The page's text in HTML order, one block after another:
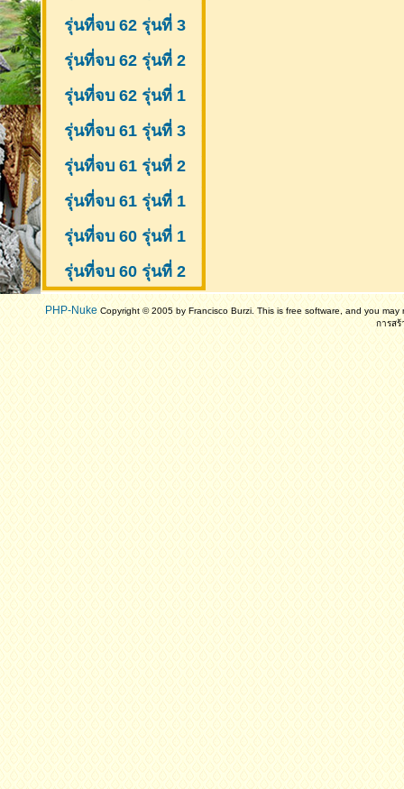
รุ่นที่จบ 62 รุ่นที่ 3
รุ่นที่จบ 62 รุ่นที่ 2
รุ่นที่จบ 62 รุ่นที่ 1
รุ่นที่จบ 61 รุ่นที่ 3
รุ่นที่จบ 61 รุ่นที่ 2
รุ่นที่จบ 61รุ่นที่ 1
รุ่นที่จบ 60 รุ่นที่ 1
รุ่นที่จบ 60 รุ่นที่ 2
PHP-NukeCopyright © 2005 by Francisco Burzi. This is free software, and you
การส